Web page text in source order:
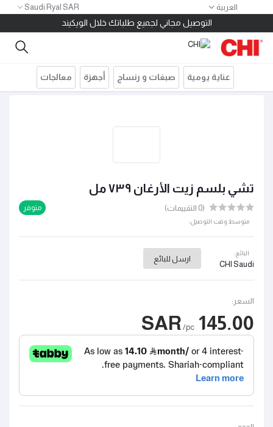
العربية Saudi Ryal SAR
التوصيل مجاني لجميع طلباتك خلال الويكيند
توصيل مجاني للطلبات أكثر من ٢٠٠ ريال
قسم مشترياتك على ٤ دفعات بدون فوائد أو مصاريف إدارية
١٠ ريال كاش باك لكل ١٠٠ ريال مشتريات
التوصيل مجاني لجميع طلباتك خلال الويكيند
عناية يومية صبغات و رنساج أجهزة معالجات
تشي بلسم زيت الأرغان ٧٣٩ مل
(0 التقييمات) متوفر
متوسط وقت التوصيل:
البائع:
CHI Saudi
ارسل للبائع
السعر:
145.00 SAR
/pc